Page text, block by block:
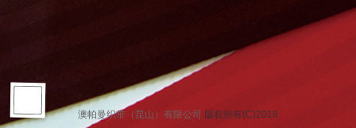
澳帕曼织带（昆山）有限公司 版权所有(C)2018